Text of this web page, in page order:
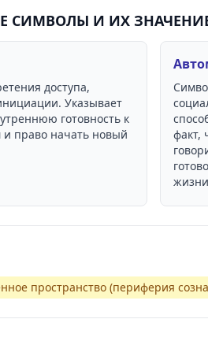
СИМВОЛЫ И ИХ
доступа,
Указывает
готовность к
право начать новый
факт,
пространство (периферия